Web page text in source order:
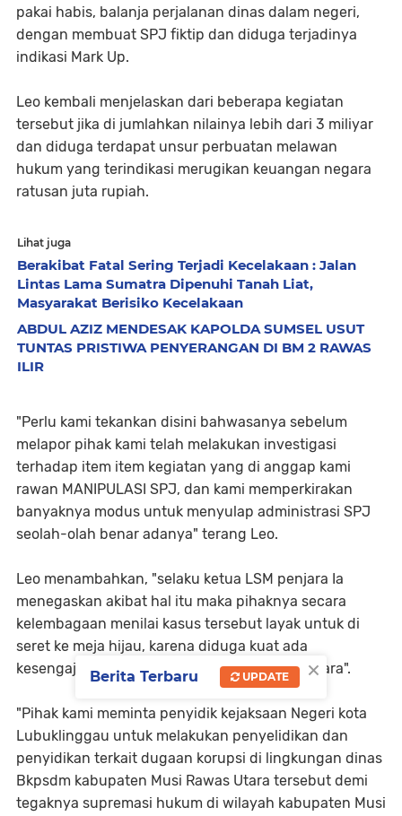
pakai habis, balanja perjalanan dinas dalam negeri,
dengan membuat SPJ fiktip dan diduga terjadinya
indikasi Mark Up.
Leo kembali menjelaskan dari beberapa kegiatan
tersebut jika di jumlahkan nilainya lebih dari 3 miliyar
dan diduga terdapat unsur perbuatan melawan
hukum yang terindikasi merugikan keuangan negara
ratusan juta rupiah.
Lihat juga
Berakibat Fatal Sering Terjadi Kecelakaan : Jalan
Lintas Lama Sumatra Dipenuhi Tanah Liat,
Masyarakat Berisiko Kecelakaan
ABDUL AZIZ MENDESAK KAPOLDA SUMSEL USUT
TUNTAS PRISTIWA PENYERANGAN DI BM 2 RAWAS
ILIR
"Perlu kami tekankan disini bahwasanya sebelum
melapor pihak kami telah melakukan investigasi
terhadap item item kegiatan yang di anggap kami
rawan MANIPULASI SPJ, dan kami memperkirakan
banyaknya modus untuk menyulap administrasi SPJ
seolah-olah benar adanya" terang Leo.
Leo menambahkan, "selaku ketua LSM penjara Ia
menegaskan akibat hal itu maka pihaknya secara
kelembagaan menilai kasus tersebut layak untuk di
seret ke meja hijau, karena diduga kuat ada
kesengajaan memicu kerugian keuangan negara".
"Pihak kami meminta penyidik kejaksaan Negeri kota
Lubuklinggau untuk melakukan penyelidikan dan
penyidikan terkait dugaan korupsi di lingkungan dinas
Bkpsdm kabupaten Musi Rawas Utara tersebut demi
tegaknya supremasi hukum di wilayah kabupaten Musi
×
Berita Terbaru UPDATE